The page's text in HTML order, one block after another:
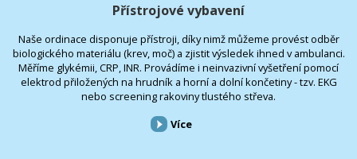
Přístrojové vybavení
Naše ordinace disponuje přístroji, díky nimž můžeme provést odběr
biologického materiálu (krev, moč) a zjistit výsledek ihned v ambulanci.
Měříme glykémii, CRP, INR. Provádíme i neinvazivní vyšetření pomocí
elektrod přiložených na hrudník a horní a dolní končetiny - tzv. EKG
nebo screening rakoviny tlustého střeva.
Více